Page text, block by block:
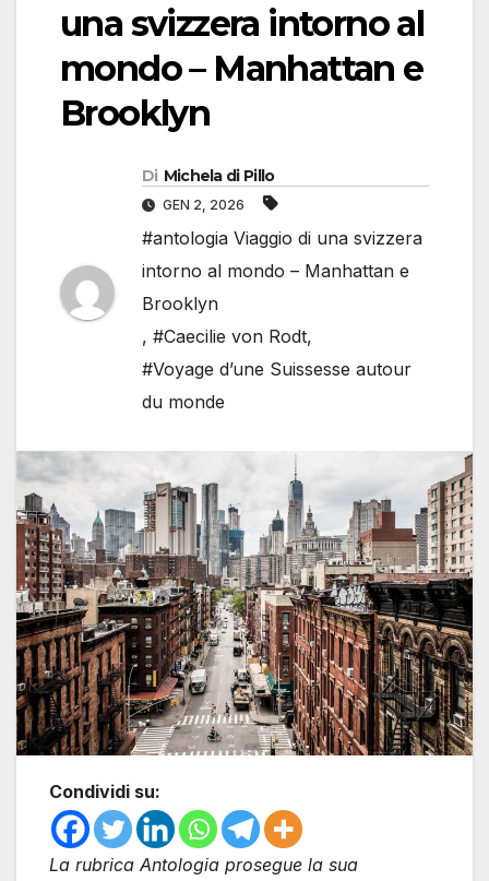
una svizzera intorno al
mondo – Manhattan e
Brooklyn
Di Michela di Pillo
GEN 2, 2026
#antologia Viaggio di una svizzera
intorno al mondo – Manhattan e
Brooklyn
, #Caecilie von Rodt,
#Voyage d’une Suissesse autour
du monde
Condividi su:
La rubrica Antologia prosegue la sua